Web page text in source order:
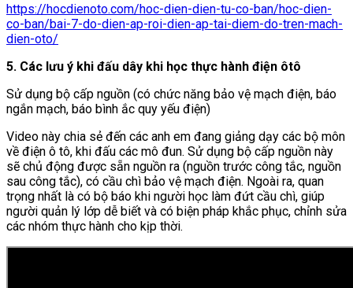
https://hocdienoto.com/hoc-dien-dien-tu-co-ban/hoc-dien-
co-ban/bai-7-do-dien-ap-roi-dien-ap-tai-diem-do-tren-mach-
dien-oto/
5. Các lưu ý khi đấu dây khi học thực hành điện ôtô
Sử dụng bộ cấp nguồn (có chức năng bảo vệ mạch điện, báo
ngắn mạch, báo bình ắc quy yếu điện)
Video này chia sẻ đến các anh em đang giảng dạy các bộ môn
về điện ô tô, khi đấu các mô đun. Sử dụng bộ cấp nguồn này
sẽ chủ động được sẵn nguồn ra (nguồn trước công tắc, nguồn
sau công tắc), có cầu chì bảo vệ mạch điện. Ngoài ra, quan
trọng nhất là có bộ báo khi người học làm đứt cầu chì, giúp
người quản lý lớp dễ biết và có biện pháp khắc phục, chỉnh sửa
các nhóm thực hành cho kịp thời.